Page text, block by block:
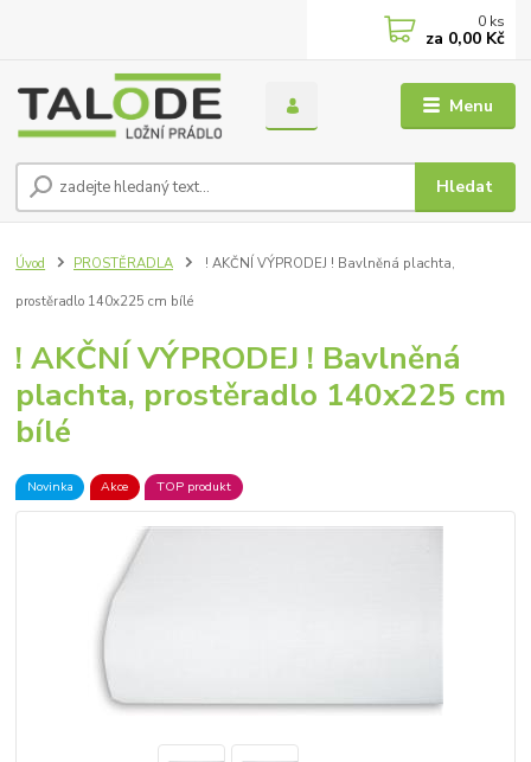
Menu
Hledat
0 ks
za 0,00 Kč
Úvod PROSTĚRADLA ! AKČNÍ VÝPRODEJ ! Bavlněná plachta,
prostěradlo 140x225 cm bílé
! AKČNÍ VÝPRODEJ ! Bavlněná
plachta, prostěradlo 140x225 cm
bílé
Novinka Akce TOP produkt